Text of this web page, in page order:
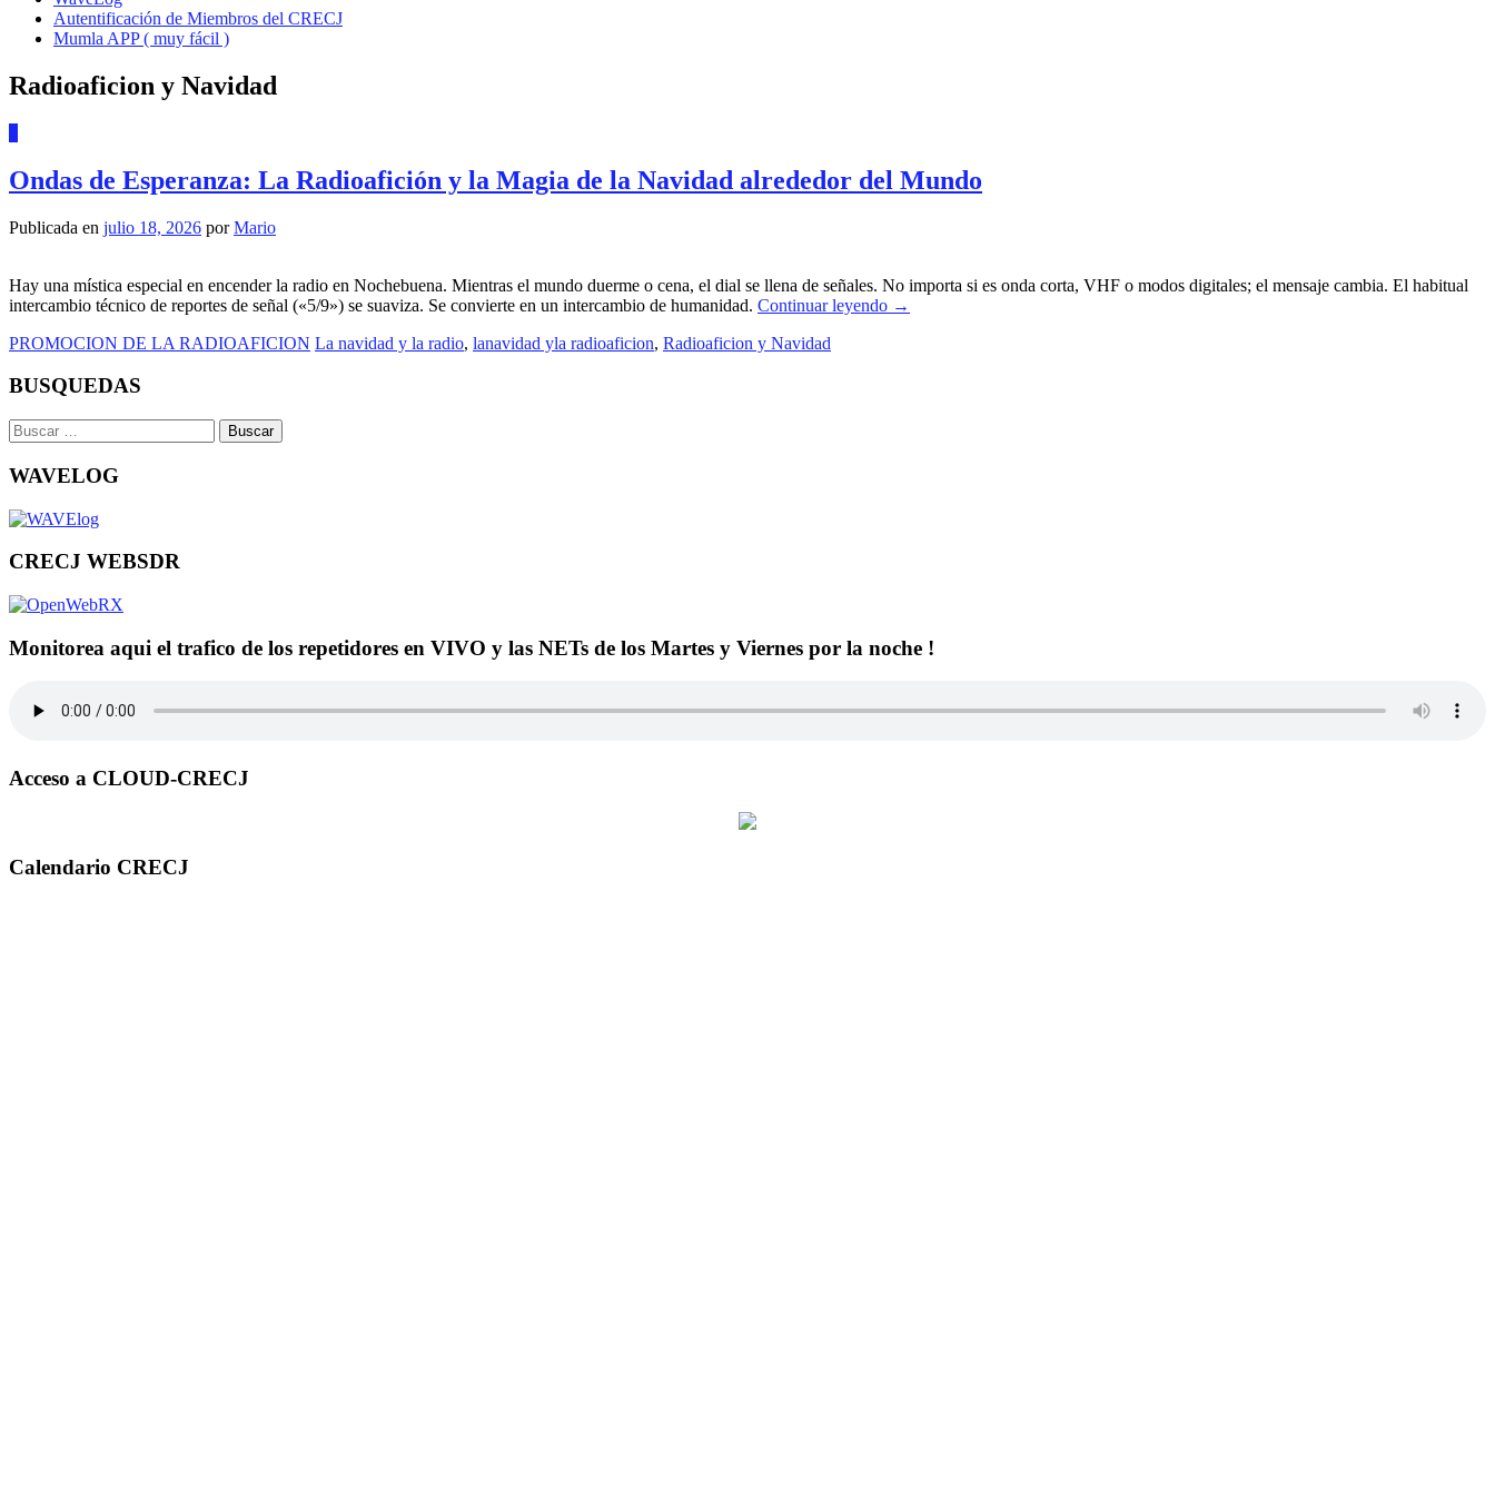
Autentificación de Miembros del CRECJ
Mumla APP ( muy fácil )
Radioaficion y Navidad
Ondas de Esperanza: La Radioafición y la Magia de la Navidad alrededor del Mundo
Publicada en julio 18, 2026 porMario
Hay una mística especial en encender la radio en Nochebuena. Mientras el mundo duerme o cena, el dial se llena de señales. No importa si es onda corta, VHF o modos digitales; el mensaje cambia. El habitual
intercambio técnico de reportes de señal («5/9») se suaviza. Se convierte en un intercambio de humanidad. Continuar leyendo →
PROMOCION DE LA RADIOAFICION La navidad y la radio, lanavidad yla radioaficion, Radioaficion y Navidad
BUSQUEDAS
Buscar:
WAVELOG
CRECJ WEBSDR
Monitorea aqui el trafico de los repetidores en VIVO y las NETs de los Martes y Viernes por la noche !
Acceso a CLOUD-CRECJ
Calendario CRECJ